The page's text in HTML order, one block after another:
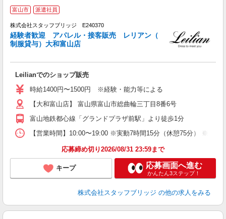
富山市 派遣社員
株式会社スタッフブリッジ E240370
経験者歓迎 アパレル・接客販売 レリアン（
制服貸与）大和富山店
Leilianでのショップ販売
時給1400円〜1500円 ※経験・能力等による
【大和富山店】 富山県富山市総曲輪三丁目8番6号
富山地鉄都心線「グランドプラザ前駅」より徒歩1分
【営業時間】10:00〜19:00 ※実動7時間15分（休憩75分） ※週
応募締め切り2026/08/31 23:59まで
キープ 応募画面へ進む
かんたん3ステップ！
株式会社スタッフブリッジ の他の求人をみる